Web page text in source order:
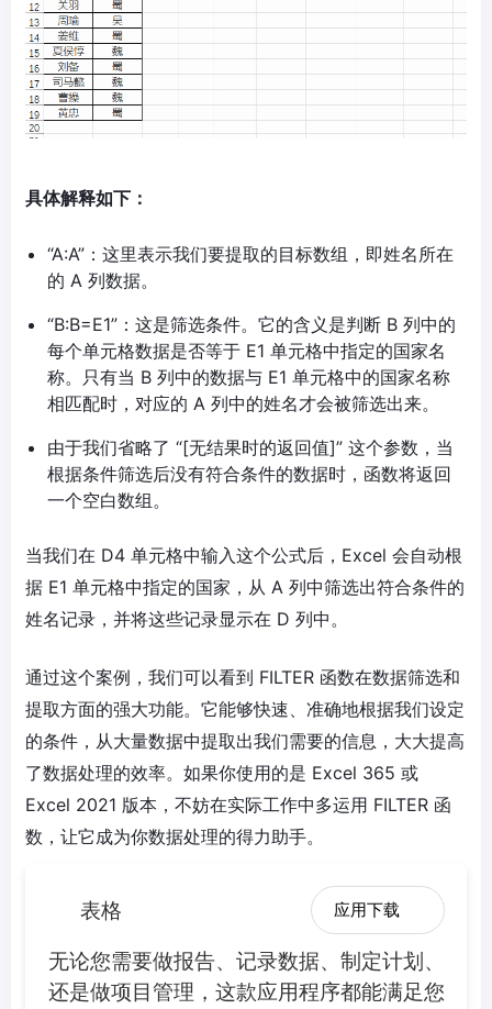
具体解释如下：
“A:A”：这里表示我们要提取的目标数组，即姓名所在
的 A 列数据。
“B:B=E1”：这是筛选条件。它的含义是判断 B 列中的
每个单元格数据是否等于 E1 单元格中指定的国家名
称。只有当 B 列中的数据与 E1 单元格中的国家名称
相匹配时，对应的 A 列中的姓名才会被筛选出来。
由于我们省略了 “[无结果时的返回值]” 这个参数，当
根据条件筛选后没有符合条件的数据时，函数将返回
一个空白数组。
当我们在 D4 单元格中输入这个公式后，Excel 会自动根
据 E1 单元格中指定的国家，从 A 列中筛选出符合条件的
姓名记录，并将这些记录显示在 D 列中。
通过这个案例，我们可以看到 FILTER 函数在数据筛选和
提取方面的强大功能。它能够快速、准确地根据我们设定
的条件，从大量数据中提取出我们需要的信息，大大提高
了数据处理的效率。如果你使用的是 Excel 365 或
Excel 2021 版本，不妨在实际工作中多运用 FILTER 函
数，让它成为你数据处理的得力助手。
表格 应用下载
无论您需要做报告、记录数据、制定计划、
还是做项目管理，这款应用程序都能满足您